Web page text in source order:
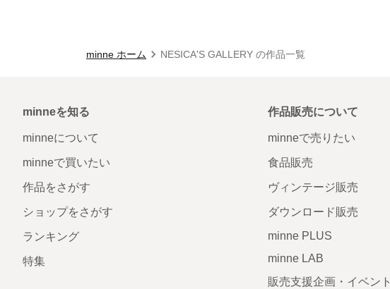
minne ホーム NESICA'S GALLERY の作品一覧
minneを知る
minneについて
minneで買いたい
作品をさがす
ショップをさがす
ランキング
特集
作品販売について
minneで売りたい
食品販売
ヴィンテージ販売
ダウンロード販売
minne PLUS
minne LAB
販売支援企画・イベント